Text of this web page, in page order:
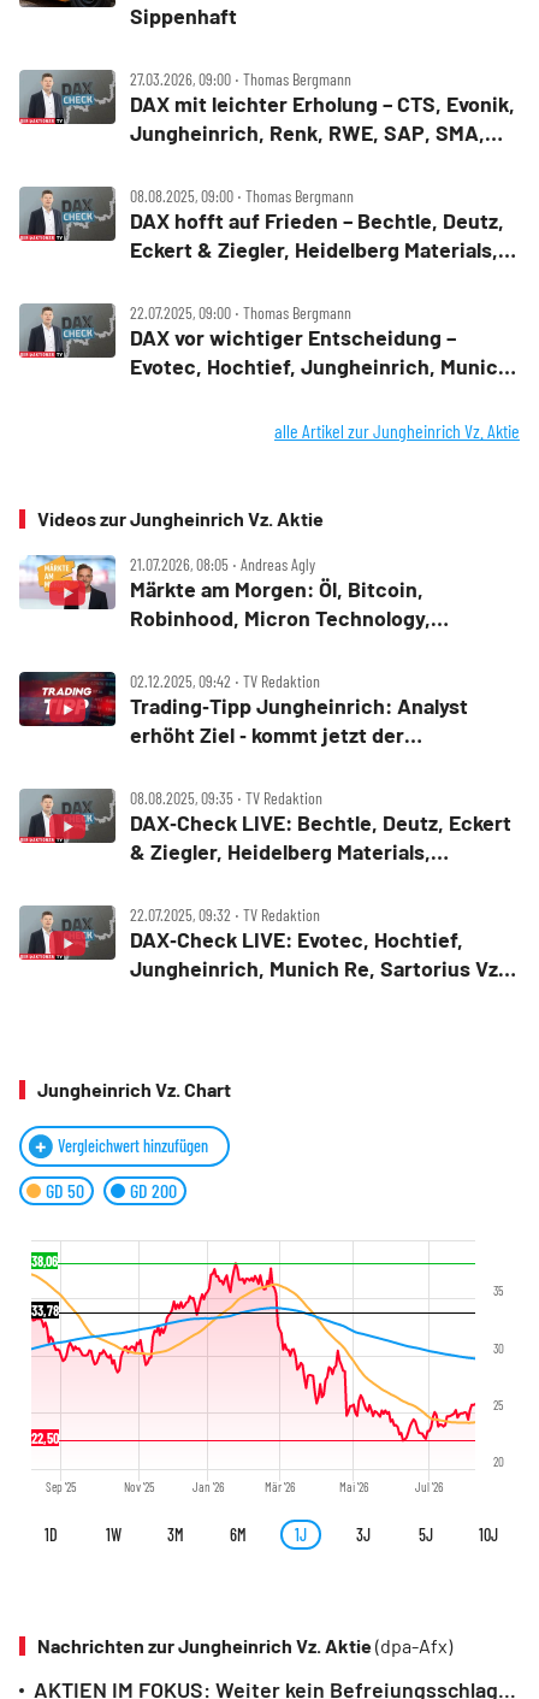
Sippenhaft
27.03.2026, 09:00 ‧ Thomas Bergmann
DAX mit leichter Erholung – CTS, Evonik,
Jungheinrich, Renk, RWE, SAP, SMA,
08.08.2025, 09:00 ‧ Thomas Bergmann
DAX hofft auf Frieden – Bechtle, Deutz,
Eckert & Ziegler, Heidelberg Materials,
RTL Group im Check
22.07.2025, 09:00 ‧ Thomas Bergmann
DAX vor wichtiger Entscheidung –
Evotec, Hochtief, Jungheinrich, Munich
alle Artikel zur Jungheinrich Vz. Aktie
Videos zur Jungheinrich Vz. Aktie
21.07.2026, 08:05 ‧ Andreas Agly
Märkte am Morgen: Öl, Bitcoin,
Robinhood, Micron Technology,
Siemens Energy, Airbus
02.12.2025, 09:42 ‧ TV Redaktion
Trading‑Tipp Jungheinrich: Analyst
erhöht Ziel ‑ kommt jetzt der
08.08.2025, 09:35 ‧ TV Redaktion
DAX‑Check LIVE: Bechtle, Deutz, Eckert
& Ziegler, Heidelberg Materials,
Rheinmetall, RTL Group im Fokus
22.07.2025, 09:32 ‧ TV Redaktion
DAX‑Check LIVE: Evotec, Hochtief,
Jungheinrich, Munich Re, Sartorius Vz.,
Jungheinrich Vz. Chart
Vergleichwert hinzufügen
GD 50 GD 200
Sep '25 Nov '25 Jan '26 Mär '26 Mai '26 Jul '26
20
25
30
35
33,78
22,50
38,06
1D 1W 3M 6M 1J 3J 5J 10J
Nachrichten zur Jungheinrich Vz. Aktie(dpa-Afx)
AKTIEN IM FOKUS: Weiter kein Befreiungsschlag für Kion